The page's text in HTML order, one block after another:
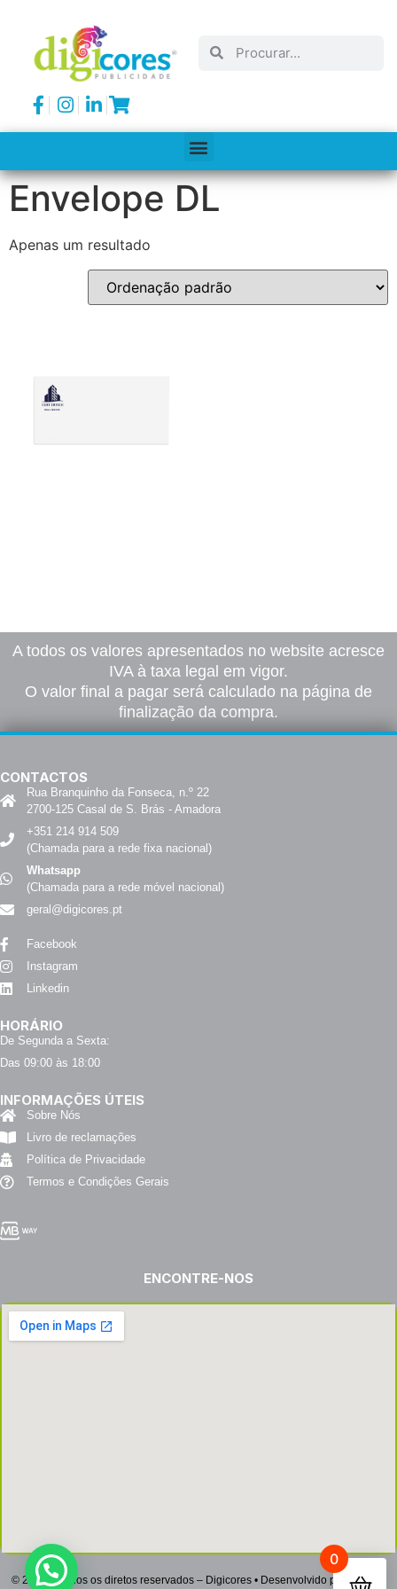
Envelope DL
Apenas um resultado
A todos os valores apresentados no website acresce
IVA à taxa legal em vigor.
O valor final a pagar será calculado na página de
finalização da compra.
CONTACTOS
Rua Branquinho da Fonseca, n.º 22
2700-125 Casal de S. Brás - Amadora
+351 214 914 509
(Chamada para a rede fixa nacional)
Whatsapp
(Chamada para a rede móvel nacional)
geral@digicores.pt
Facebook
Instagram
Linkedin
HORÁRIO
De Segunda a Sexta:
Das 09:00 às 18:00
INFORMAÇÕES ÚTEIS
Sobre Nós
Livro de reclamações
Política de Privacidade
Termos e Condições Gerais
ENCONTRE-NOS
© 2022 – Todos os diretos reservados – Digicores • Desenvolvido por Netsign
0